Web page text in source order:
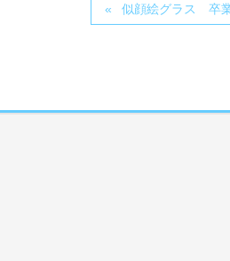
似顔絵グラス 卒